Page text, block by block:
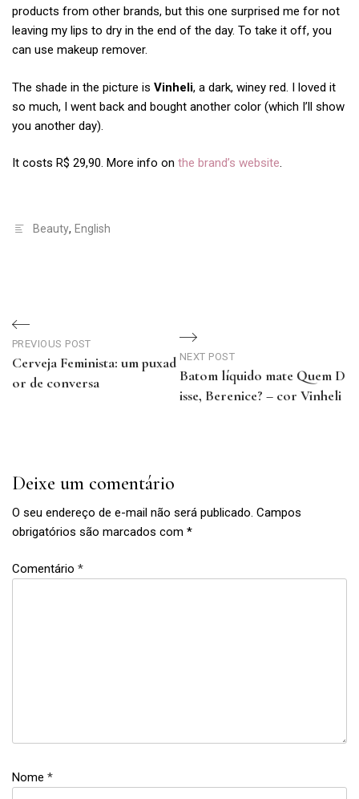
products from other brands, but this one surprised me for not
leaving my lips to dry in the end of the day. To take it off, you
can use makeup remover.
The shade in the picture is Vinheli, a dark, winey red. I loved it
so much, I went back and bought another color (which I’ll show
you another day).
It costs R$ 29,90. More info on the brand’s website.
Beauty, English
Navegação
de
Post
PREVIOUS POST
Cerveja Feminista: um puxad
or de conversa
NEXT POST
Batom líquido mate Quem D
isse, Berenice? – cor Vinheli
Deixe um comentário
O seu endereço de e-mail não será publicado. Campos
obrigatórios são marcados com *
Comentário *
Nome *